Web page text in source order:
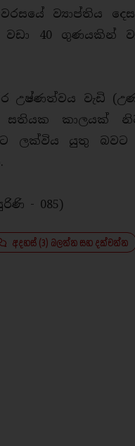
ව්‍යාප්තිය
වඩා 40 ගුණයකින්
උෂ්ණත්වය වැඩි
සතියක කාලයක්
ලක්විය යුතු බවට
- 085)
අදහස් (3) බලන්න සහ දක්වන්න